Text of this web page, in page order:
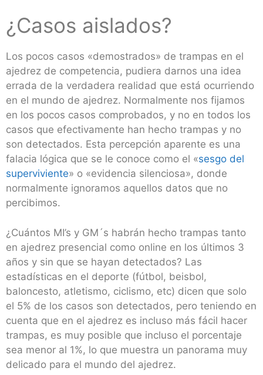
¿Casos aislados?
Los pocos casos «demostrados» de trampas en el
ajedrez de competencia, pudiera darnos una idea
errada de la verdadera realidad que está ocurriendo
en el mundo de ajedrez. Normalmente nos fijamos
en los pocos casos comprobados, y no en todos los
casos que efectivamente han hecho trampas y no
son detectados. Esta percepción aparente es una
falacia lógica que se le conoce como el «sesgo del
superviviente» o «evidencia silenciosa», donde
normalmente ignoramos aquellos datos que no
percibimos.
¿Cuántos MI’s y GM´s habrán hecho trampas tanto
en ajedrez presencial como online en los últimos 3
años y sin que se hayan detectados? Las
estadísticas en el deporte (fútbol, beisbol,
baloncesto, atletismo, ciclismo, etc) dicen que solo
el 5% de los casos son detectados, pero teniendo en
cuenta que en el ajedrez es incluso más fácil hacer
trampas, es muy posible que incluso el porcentaje
sea menor al 1%, lo que muestra un panorama muy
delicado para el mundo del ajedrez.